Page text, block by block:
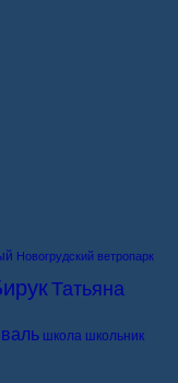
Новогрудский ветропарк
Татьяна
школа школьник